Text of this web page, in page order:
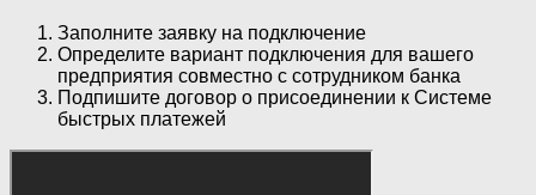
Заполните заявку на подключение
Определите вариант подключения для вашего
предприятия совместно с сотрудником банка
Подпишите договор о присоединении к Системе
быстрых платежей